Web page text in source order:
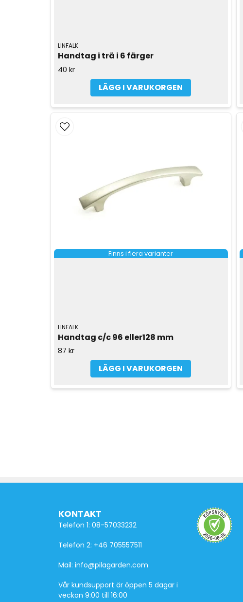
LINFALK
Handtag i trä i 6 färger
40 kr
LÄGG I VARUKORGEN
Finns i flera varianter
LINFALK
Handtag c/c 96 eller128 mm
87 kr
LÄGG I VARUKORGEN
KONTAKT
Telefon 1: 08-57033232
Telefon 2: +46 705557511
Mail: info@pilagarden.com
Vår kundsupport är öppen 5 dagar i
veckan 9:00 till 16:00